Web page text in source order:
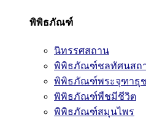
พิพิธภัณฑ์
นิทรรศสถาน
พิพิธภัณฑ์ชลทัศนสถ
พิพิธภัณฑ์พระจุฑาธุ
พิพิธภัณฑ์พืชมีชีวิต
พิพิธภัณฑ์สมุนไพร